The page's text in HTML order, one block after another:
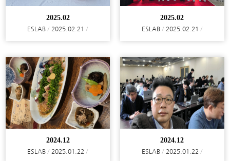
2025.02
ESLAB 2025.02.21
2025.02
ESLAB 2025.02.21
2024.12
ESLAB 2025.01.22
2024.12
ESLAB 2025.01.22